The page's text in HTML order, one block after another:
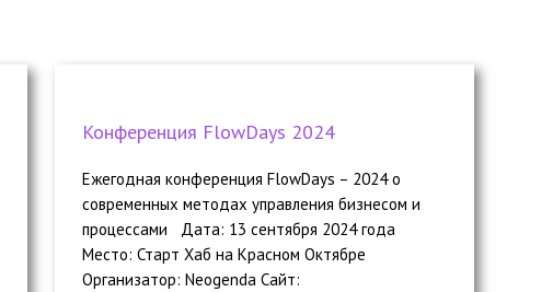
Конференция FlowDays 2024
Ежегодная конференция FlowDays – 2024 о
современных методах управления бизнесом и
процессами Дата: 13 сентября 2024 года
Место: Старт Хаб на Красном Октябре
Организатор: Neogenda Сайт: